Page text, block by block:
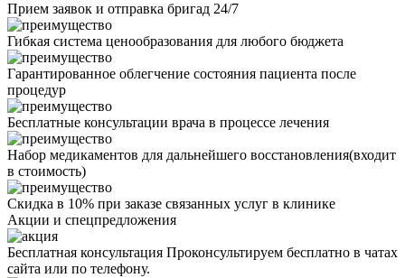
Прием заявок и отправка бригад 24/7
Гибкая система ценообразования для любого бюджета
Гарантированное облегчение состояния пациента после
процедур
Бесплатные консультации врача в процессе лечения
Набор медикаментов для дальнейшего восстановления(входит
в стоимость)
Скидка в 10% при заказе связанных услуг в клинике
Акции и спецпредложения
Бесплатная консультация Проконсультируем бесплатно в чатах
сайта или по телефону.